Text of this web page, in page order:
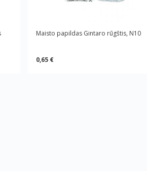
Maisto papildas Gintaro rūgštis, N10
0,65 €